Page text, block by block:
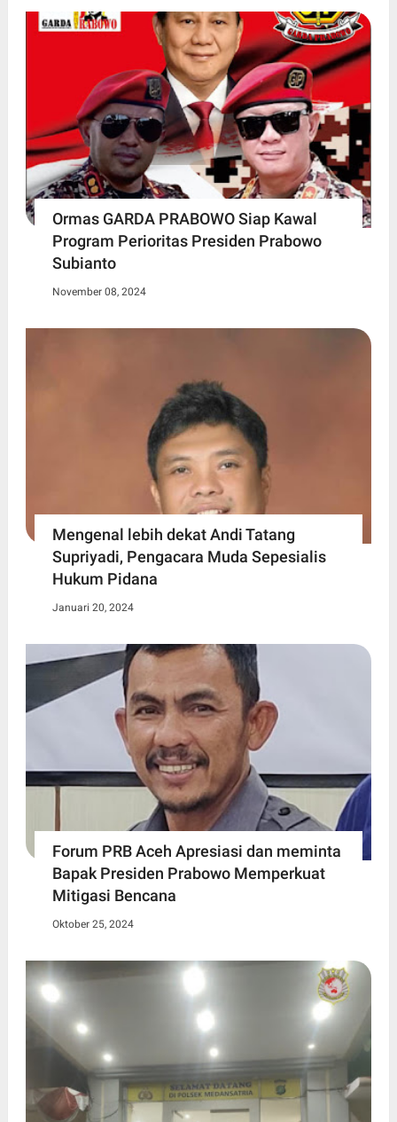
Ormas GARDA PRABOWO Siap Kawal
Program Perioritas Presiden Prabowo
Subianto
November 08, 2024
Mengenal lebih dekat Andi Tatang
Supriyadi, Pengacara Muda Sepesialis
Hukum Pidana
Januari 20, 2024
Forum PRB Aceh Apresiasi dan meminta
Bapak Presiden Prabowo Memperkuat
Mitigasi Bencana
Oktober 25, 2024